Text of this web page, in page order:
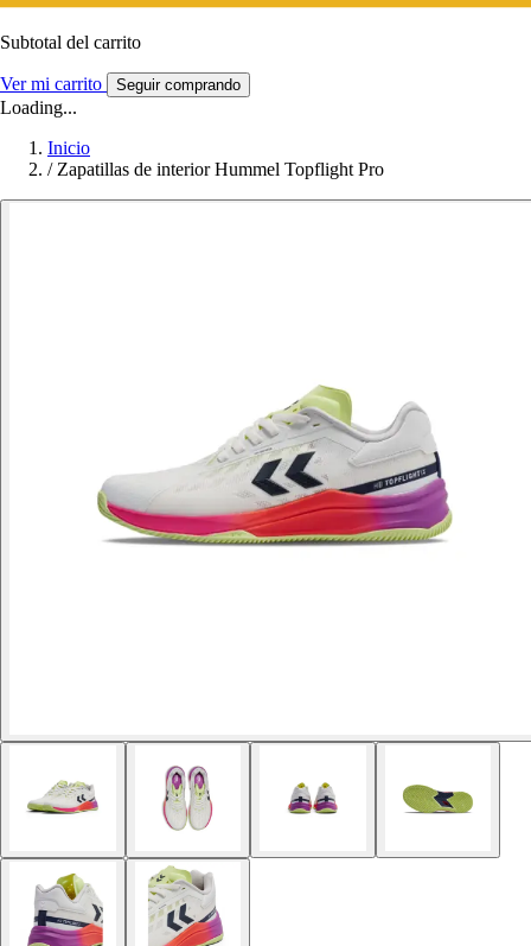
Subtotal del carrito
Ver mi carrito Seguir comprando
Loading...
Inicio
/ Zapatillas de interior Hummel Topflight Pro